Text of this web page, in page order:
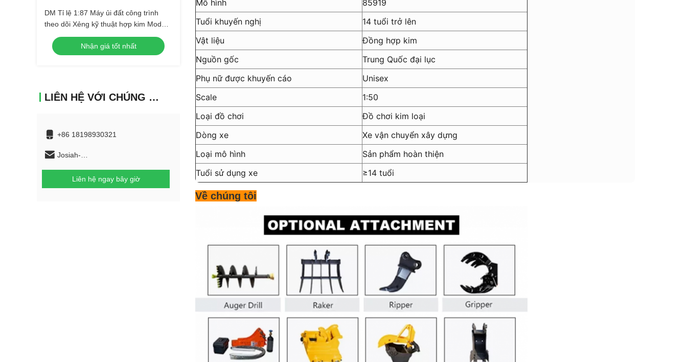
DM Tỉ lệ 1:87 Máy ủi đất công trình
theo dõi Xẻng kỹ thuật hợp kim Model
85953
Nhận giá tốt nhất
LIÊN HỆ VỚI CHÚNG TÔI
+86 18198930321
Josiah-
Liên hệ ngay bây giờ
Mô hình
85919
Tuổi khuyến nghị
14 tuổi trở lên
Vật liệu
Đồng hợp kim
Nguồn gốc
Trung Quốc đại lục
Phụ nữ được khuyến cáo
Unisex
Scale
1:50
Loại đồ chơi
Đồ chơi kim loại
Dòng xe
Xe vận chuyển xây dựng
Loại mô hình
Sản phẩm hoàn thiện
Tuổi sử dụng xe
≥14 tuổi
Về chúng tôi